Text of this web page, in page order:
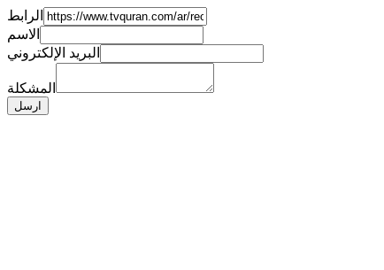
الرابط
الاسم
البريد الإلكتروني
المشكلة
ارسل